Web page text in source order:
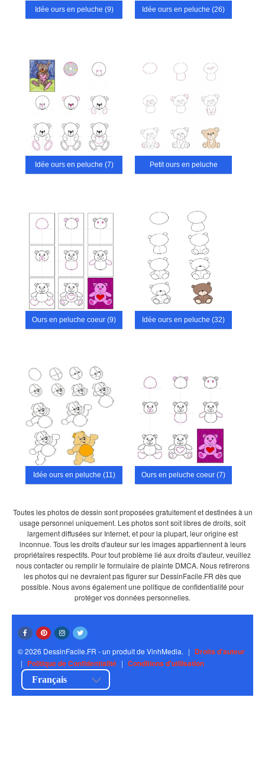
Idée ours en peluche (9) Idée ours en peluche (26)
Idée ours en peluche (7) Petit ours en peluche
Ours en peluche coeur (9) Idée ours en peluche (32)
Idée ours en peluche (11) Ours en peluche coeur (7)
Toutes les photos de dessin sont proposées gratuitement et destinées à un
usage personnel uniquement. Les photos sont soit libres de droits, soit
largement diffusées sur Internet, et pour la plupart, leur origine est
inconnue. Tous les droits d'auteur sur les images appartiennent à leurs
propriétaires respectifs. Pour tout problème lié aux droits d'auteur, veuillez
nous contacter ou remplir le formulaire de plainte DMCA. Nous retirerons
les photos qui ne devraient pas figurer sur DessinFacile.FR dès que
possible. Nous avons également une politique de confidentialité pour
protéger vos données personnelles.
© 2026 DessinFacile.FR - un produit de VinhMedia. | Droits d'auteur
| Politique de Confidentialité | Conditions d'utilisation
Français